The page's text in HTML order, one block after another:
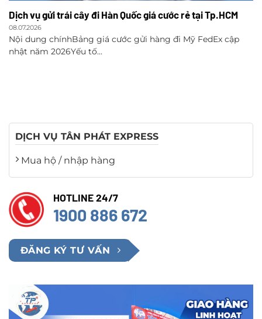
Dịch vụ gửi trái cây đi Hàn Quốc giá cước rẻ tại Tp.HCM
08.07.2026
Nội dung chínhBảng giá cước gửi hàng đi Mỹ FedEx cập
nhật năm 2026Yếu tố...
DỊCH VỤ TÂN PHÁT EXPRESS
Mua hộ / nhập hàng
HOTLINE 24/7
1900 886 672
ĐĂNG KÝ TƯ VẤN